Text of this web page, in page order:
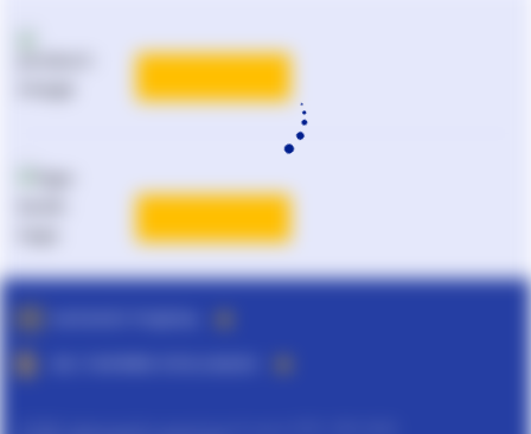
Реклама та PR
наligazakon.net
каталог УкраїниLiga:BOOK